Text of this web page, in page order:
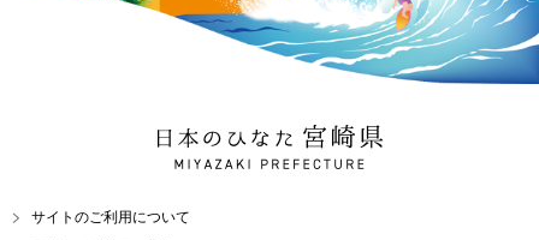
日本のひなた 宮崎県
MIYAZAKI PREFECTURE
サイトのご利用について